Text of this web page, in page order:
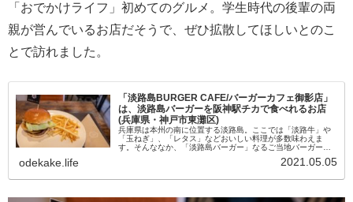
「おでかけライフ」初めてのグルメ。学生時代の後輩の両
親が営んでいるお店だそうで、ぜひ拡散してほしいとのこ
とで訪れました。
「淡路島BURGER CAFE/バーガーカフェ御影店」
は、淡路島バーガーを阪神駅チカで食べれるお店
(兵庫県・神戸市東灘区)
兵庫県は本州の南に位置する淡路島。ここでは「淡路牛」や
「玉ねぎ」、「レタス」などおいしい料理が多数味わえま
す。そんななか、「淡路島バーガー」なるご当地バーガーが
odekake.life 2021.05.05